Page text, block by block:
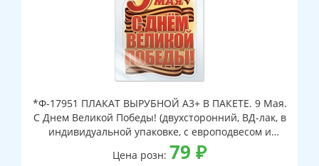
*Ф-17951 ПЛАКАТ ВЫРУБНОЙ А3+ В ПАКЕТЕ. 9 Мая.
С Днем Великой Победы! (двухсторонний, ВД-лак, в
индивидуальной упаковке, с европодвесом и
клеевым клапаном)
Цена розн: 79 ₽